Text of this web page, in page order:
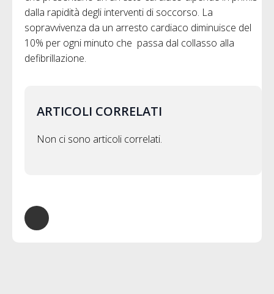
dalla rapidità degli interventi di soccorso. La
sopravvivenza da un arresto cardiaco diminuisce del
10% per ogni minuto che passa dal collasso alla
defibrillazione.
ARTICOLI CORRELATI
Non ci sono articoli correlati.